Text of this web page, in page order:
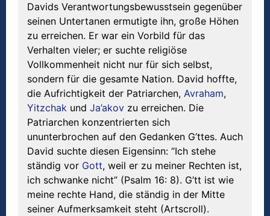
Davids Verantwortungsbewusstsein gegenüber
seinen Untertanen ermutigte ihn, große Höhen
zu erreichen. Er war ein Vorbild für das
Verhalten vieler; er suchte religiöse
Vollkommenheit nicht nur für sich selbst,
sondern für die gesamte Nation. David hoffte,
die Aufrichtigkeit der Patriarchen, Avraham,
Yitzchak und Ja’akov zu erreichen. Die
Patriarchen konzentrierten sich
ununterbrochen auf den Gedanken G’ttes. Auch
David suchte diesen Eigensinn: “Ich stehe
ständig vor Gott, weil er zu meiner Rechten ist,
ich schwanke nicht” (Psalm 16: 8). G’tt ist wie
meine rechte Hand, die ständig in der Mitte
seiner Aufmerksamkeit steht (Artscroll).